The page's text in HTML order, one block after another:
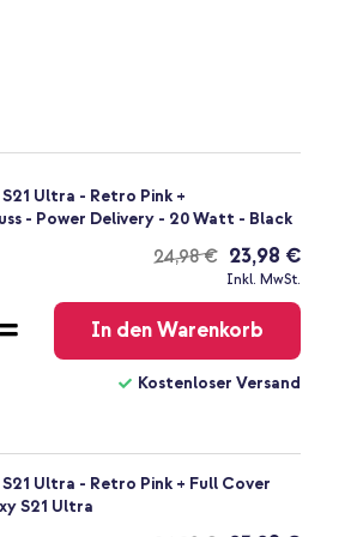
Ultra - Retro Pink +
- Power Delivery - 20 Watt - Black
24,98 €
Kostenloser
23,98 €
Inkl. MwSt.
In den Warenkorb
Kostenloser Versand
Ultra - Retro Pink + Full Cover
S21 Ultra